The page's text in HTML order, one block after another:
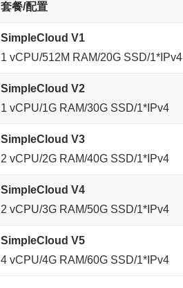
套餐/配置
SimpleCloud V1
1 vCPU/512M RAM/20G SSD/1*IPv4
SimpleCloud V2
1 vCPU/1G RAM/30G SSD/1*IPv4
SimpleCloud V3
2 vCPU/2G RAM/40G SSD/1*IPv4
SimpleCloud V4
2 vCPU/3G RAM/50G SSD/1*IPv4
SimpleCloud V5
4 vCPU/4G RAM/60G SSD/1*IPv4